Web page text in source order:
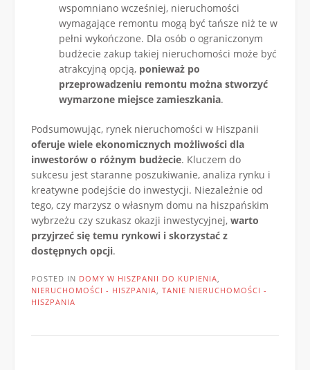
wspomniano wcześniej, nieruchomości
wymagające remontu mogą być tańsze niż te w
pełni wykończone. Dla osób o ograniczonym
budżecie zakup takiej nieruchomości może być
atrakcyjną opcją, ponieważ po
przeprowadzeniu remontu można stworzyć
wymarzone miejsce zamieszkania.
Podsumowując, rynek nieruchomości w Hiszpanii
oferuje wiele ekonomicznych możliwości dla
inwestorów o różnym budżecie. Kluczem do
sukcesu jest staranne poszukiwanie, analiza rynku i
kreatywne podejście do inwestycji. Niezależnie od
tego, czy marzysz o własnym domu na hiszpańskim
wybrzeżu czy szukasz okazji inwestycyjnej, warto
przyjrzeć się temu rynkowi i skorzystać z
dostępnych opcji.
POSTED IN DOMY W HISZPANII DO KUPIENIA
NIERUCHOMOŚCI - HISZPANIA TANIE NIERUCHOMOŚCI -
HISZPANIA